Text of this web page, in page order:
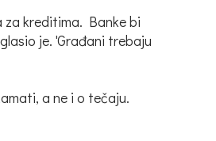
kreditima. Banke bi
je. 'Građani trebaju
a ne i o tečaju.